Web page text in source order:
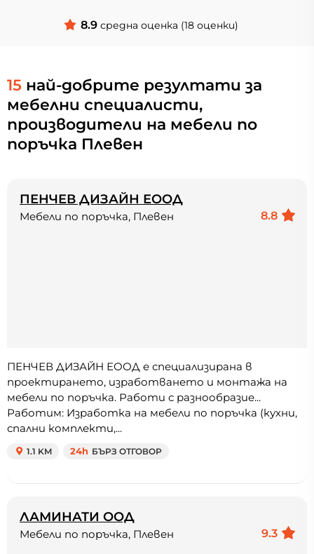
8.9 средна оценка (18 оценки)
15 най-добрите резултати за
мебелни специалисти,
производители на мебели по
поръчка Плевен
ПЕНЧЕВ ДИЗАЙН ЕООД
8.8
Мебели по поръчка, Плевен
ПЕНЧЕВ ДИЗАЙН ЕООД е специализирана в
проектирането, изработването и монтажа на
мебели по поръчка. Работи с разнообразие...
Работим: Изработка на мебели по поръчка (кухни,
спални комплекти,...
1.1 KM 24h БЪРЗ ОТГОВОР
ЛАМИНАТИ ООД
9.3
Мебели по поръчка, Плевен